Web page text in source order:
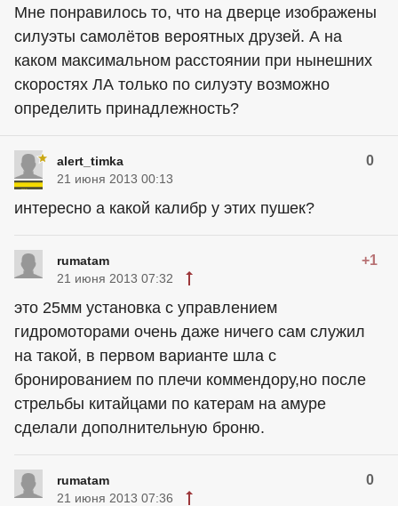
Мне понравилось то, что на дверце изображены
силуэты самолётов вероятных друзей. А на
каком максимальном расстоянии при нынешних
скоростях ЛА только по силуэту возможно
определить принадлежность?
alert_timka 0
21 июня 2013 00:13
интересно а какой калибр у этих пушек?
rumatam +1
21 июня 2013 07:32
это 25мм установка с управлением
гидромоторами очень даже ничего сам служил
на такой, в первом варианте шла с
бронированием по плечи коммендору,но после
стрельбы китайцами по катерам на амуре
сделали дополнительную броню.
rumatam 0
21 июня 2013 07:36